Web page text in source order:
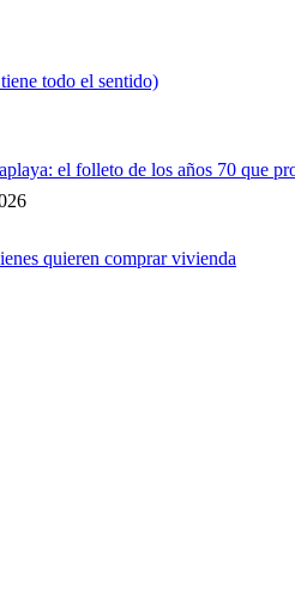
todo el sentido)
el folleto de los años 70 que
quieren comprar vivienda